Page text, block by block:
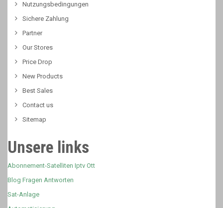
Nutzungsbedingungen
Sichere Zahlung
Partner
Our Stores
Price Drop
New Products
Best Sales
Contact us
Sitemap
Unsere links
Abonnement-Satelliten Iptv Ott
Blog Fragen Antworten
Sat-Anlage